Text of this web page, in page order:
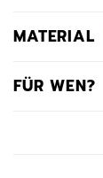
MATERIAL
FÜR WEN?